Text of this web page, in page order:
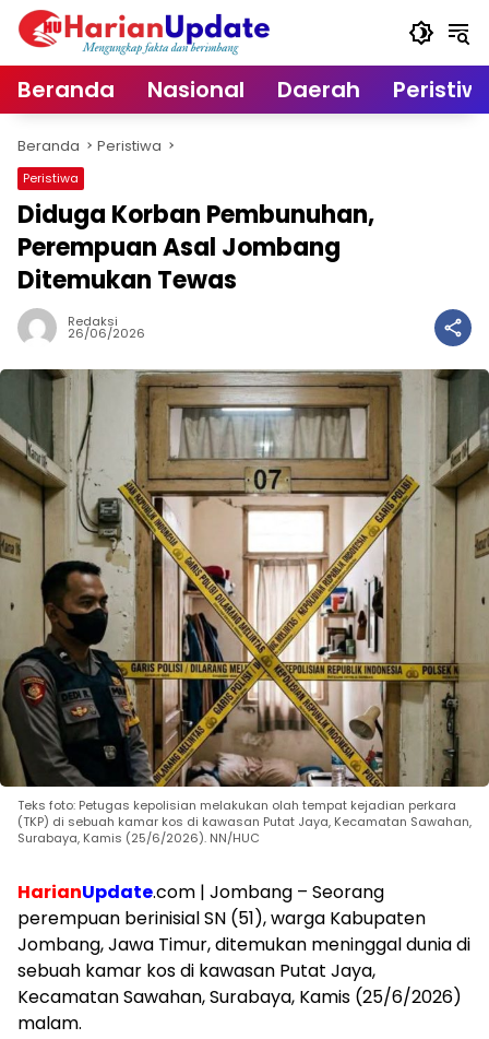
Langsung
Beranda Nasional Daerah
Beranda Peristiwa
Peristiwa
Diduga Korban Pembunuhan,
Perempuan Asal Jombang
Ditemukan Tewas
Redaksi
26/06/2026
Teks foto: Petugas kepolisian melakukan olah tempat kejadian perkara
(TKP) di sebuah kamar kos di kawasan Putat Jaya, Kecamatan Sawahan,
Surabaya, Kamis (25/6/2026). NN/HUC
HarianUpdate.com | Jombang – Seorang
perempuan berinisial SN (51), warga Kabupaten
Jombang, Jawa Timur, ditemukan meninggal dunia di
sebuah kamar kos di kawasan Putat Jaya,
Kecamatan Sawahan, Surabaya, Kamis (25/6/2026)
malam.